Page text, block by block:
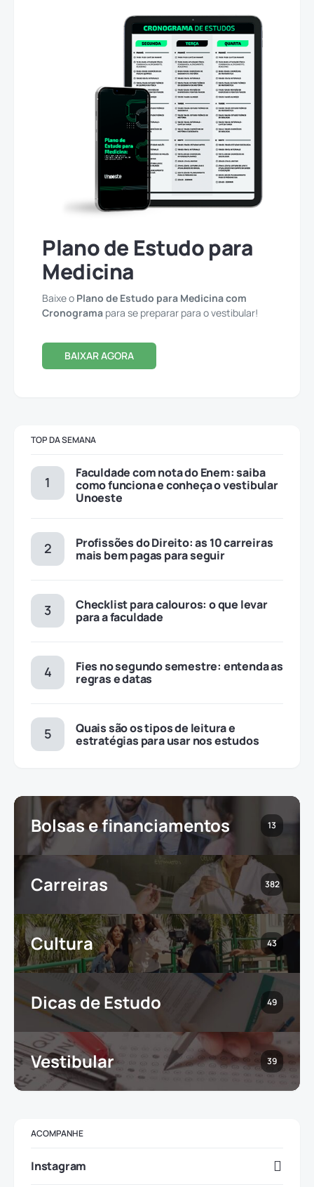
Plano de Estudo para
Medicina
Baixe o Plano de Estudo para Medicina com
Cronograma para se preparar para o vestibular!
BAIXAR AGORA
TOP DA SEMANA
Faculdade com nota do Enem: saiba
como funciona e conheça o vestibular
Unoeste
Profissões do Direito: as 10 carreiras
mais bem pagas para seguir
Checklist para calouros: o que levar
para a faculdade
Fies no segundo semestre: entenda as
regras e datas
Quais são os tipos de leitura e
estratégias para usar nos estudos
Bolsas e financiamentos 13
Carreiras 382
Cultura 43
Dicas de Estudo 49
Vestibular 39
ACOMPANHE
Instagram